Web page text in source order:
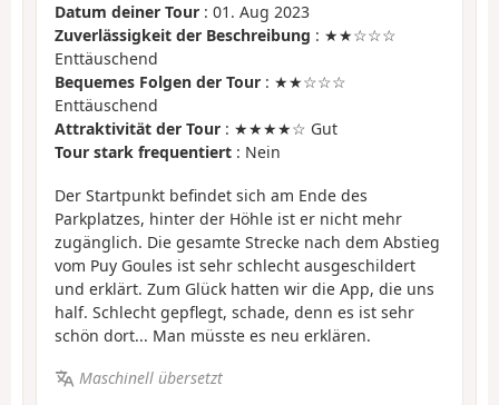
Datum deiner Tour : 01. Aug 2023
Zuverlässigkeit der Beschreibung : ★★☆☆☆
Enttäuschend
Bequemes Folgen der Tour : ★★☆☆☆
Enttäuschend
Attraktivität der Tour : ★★★★☆ Gut
Tour stark frequentiert : Nein
Der Startpunkt befindet sich am Ende des
Parkplatzes, hinter der Höhle ist er nicht mehr
zugänglich. Die gesamte Strecke nach dem Abstieg
vom Puy Goules ist sehr schlecht ausgeschildert
und erklärt. Zum Glück hatten wir die App, die uns
half. Schlecht gepflegt, schade, denn es ist sehr
schön dort... Man müsste es neu erklären.
Maschinell übersetzt